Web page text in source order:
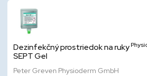
Dezinfekčný prostriedok na ruky
SEPT Gel
Peter Greven Physioderm GmbH